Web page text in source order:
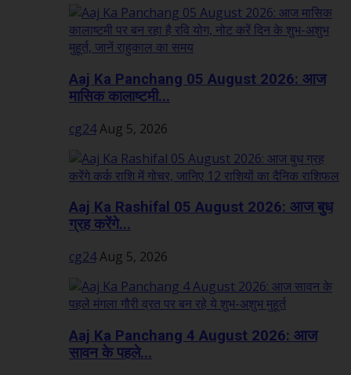
Aaj Ka Panchang 05 August 2026: आज
मासिक कालाष्टमी...
cg24Aug 5, 2026
Aaj Ka Rashifal 05 August 2026: आज बुध
ग्रह करेंगे...
cg24Aug 5, 2026
Aaj Ka Panchang 4 August 2026: आज
सावन के पहले...